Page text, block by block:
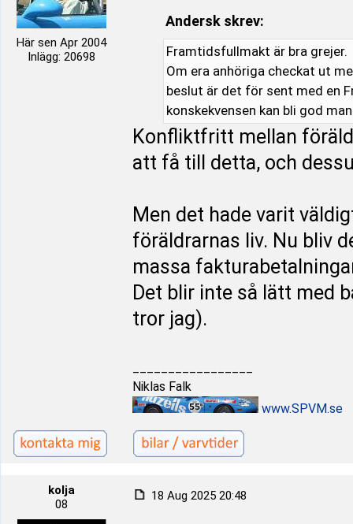
Här sen Apr 2004
Inlägg: 20698
Andersk skrev:
Framtidsfullmakt är bra grejer.
Om era anhöriga checkat ut
beslut är det för sent med en
konskekvensen kan bli god
Konfliktfritt mellan
att få till detta, och
Men det hade varit
föräldrarnas liv. Nu bliv
massa
Det blir inte så lätt med
tror jag).
Niklas Falk
www.SPVM.se
kolja
08
18 Aug 2025 20:48